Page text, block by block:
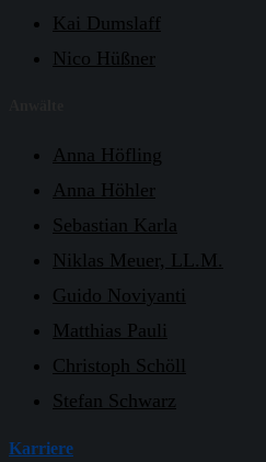
Kai Dumslaff
Nico Hüßner
Anna Höfling
Anna Höhler
Sebastian Karla
Niklas Meuer, LL.M.
Guido Noviyanti
Matthias Pauli
Christoph Schöll
Stefan Schwarz
Karriere